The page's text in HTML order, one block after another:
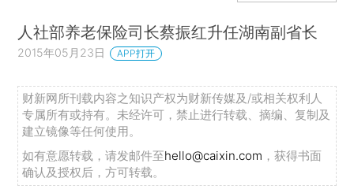
人社部养老保险司长蔡振红升任湖南副省长
2015年05月23日 APP打开
财新网所刊载内容之知识产权为财新传媒及/或相关权利人
专属所有或持有。未经许可，禁止进行转载、摘编、复制及
建立镜像等任何使用。
如有意愿转载，请发邮件至hello@caixin.com ，获得书面
确认及授权后，方可转载。